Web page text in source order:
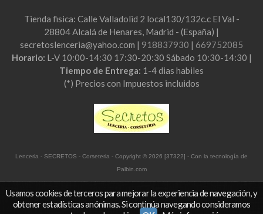
Tienda fisica: Calle Valladolid 2 local130/132c.c El Val -
28804 Alcalá de Henares, Madrid - (España) |
secretoslenceria@yahoo.com | 918837930 | 669752085
Horario: L-V 10:00-14:30 17:30-20:30 Sábado 10:30-14:30 |
Tiempo de Entrega: 1-4 dias habiles
(*) Precios con Impuestos incluidos
Lenceria - SECRETOS - Corseteria - Copyright © 2026 [37322] - Con la tecnología de
Palbin.com
Usamos cookies de terceros para mejorar la experiencia de navegación, y
obtener estadísticas anónimas. Si continúa navegando consideramos